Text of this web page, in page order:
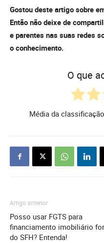
Gostou deste artigo sobre
Então não deixe de
e parentes nas suas redes
o conhecimento.
O que
Média da classificação
Artigo anterior
Posso usar FGTS para
financiamento imobiliário
do SFH? Entenda!